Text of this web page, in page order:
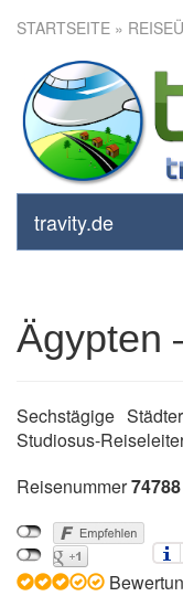
STARTSEITE »
travity.de
Ägypten
Sechstägige
Studiosus-
Reisenummer74788